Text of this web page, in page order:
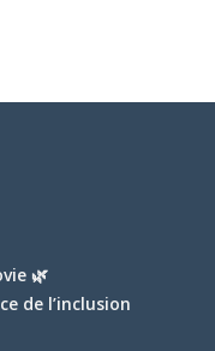
🌿
de l’inclusion